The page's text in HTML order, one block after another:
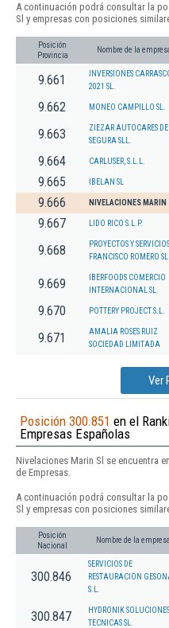
A continuación podrá consultar la
Sl y empresas con posiciones
Posición
Provincia
Nombre de la
9.661
INVERSIONES
2021 SL.
9.662 MONEO CAMPILLO SL.
9.663
ZIEZAR AUTOCARES
SEGURA SLL.
9.664 CARLUSER, S.L.L.
9.665 IBELAN SL
9.666 NIVELACIONES MARIN
9.667 LIDO RICO S.L.P.
9.668
PROYECTOS Y SERVICIOS
FRANCISCO ROMERO
9.669
IBERFOODS COMERCIO
INTERNACIONAL SL.
9.670 POTTERY PROJECT S.L.
9.671
AMALIA ROSES RUIZ
SOCIEDAD LIMITADA
Ver
Posición 300.851 en el
Empresas Españolas
Nivelaciones Marin Sl se encuentra
de Empresas.
A continuación podrá consultar la
Sl y empresas con posiciones
Posición
Nacional
Nombre de la empresa
300.846
SERVICIOS DE
RESTAURACION
S.L.
300.847
HYDRONIK SOLUCIONES
TECNICAS SL.